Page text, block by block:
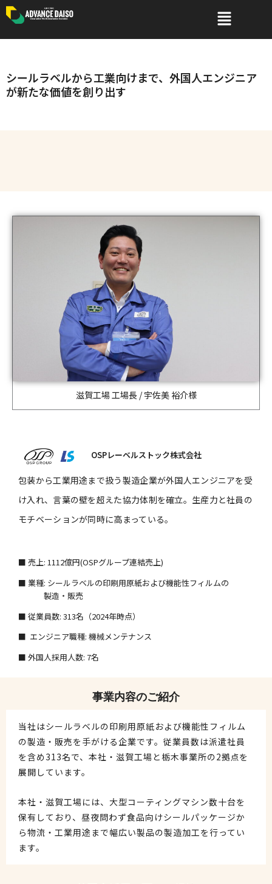
内
を
キ
ッ
メ
ニ
ュ
シールラベルから工業向けまで、外国人エンジニア
が新たな価値を創り出す
滋賀工場 工場長 / 宇佐美 裕介様
OSPレーベルストック株式会社
包装から工業用途まで扱う製造企業が外国人エンジニアを受
け入れ、言葉の壁を超えた協力体制を確立。生産力と社員の
モチベーションが同時に高まっている。
■ 売上: 1112億円(OSPグループ連結売上)
■ 業種: シールラベルの印刷用原紙および機能性フィルムの
製造・販売
■ 従業員数: 313名（2024年時点）
■ エンジニア職種: 機械メンテナンス
■ 外国人採用人数: 7名
事業内容のご紹介
当社はシールラベルの印刷用原紙および機能性フィルム
の製造・販売を手がける企業です。従業員数は派遣社員
を含め313名で、本社・滋賀工場と栃木事業所の2拠点を
展開しています。
本社・滋賀工場には、大型コーティングマシン数十台を
保有しており、昼夜問わず食品向けシールパッケージか
ら物流・工業用途まで幅広い製品の製造加工を行ってい
ます。